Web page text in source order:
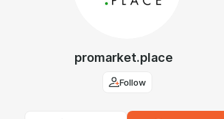
promarket.place
Follow